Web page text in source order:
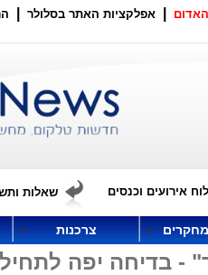
אפלקציות האתר בסלולר
לוח אירועים וכנסים שאלות
צרכנות
- בדיחה יפה